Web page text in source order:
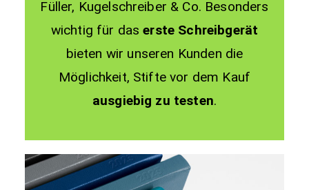
Füller, Kugelschreiber & Co. Besonders
wichtig für daserste Schreibgerät
bieten wir unseren Kunden die
Möglichkeit, Stifte vor dem Kauf
ausgiebig zu testen.